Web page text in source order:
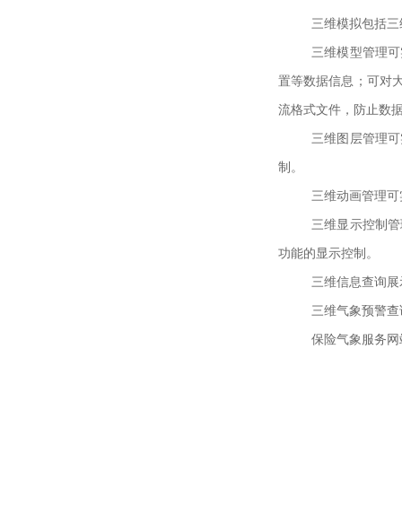
三维模拟包括
三维模型管理
置等数据信息；可对
流格式文件，防止数
三维图层管理
制。
三维动画管理
三维显示控制
功能的显示控制。
三维信息查询
三维气象预警
保险气象服务